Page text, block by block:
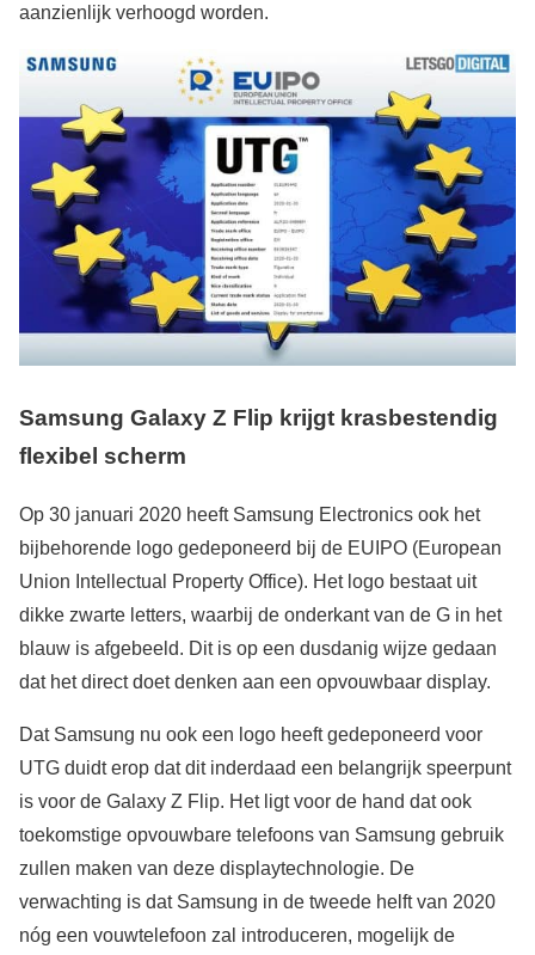
aanzienlijk verhoogd worden.
Samsung Galaxy Z Flip krijgt krasbestendig
flexibel scherm
Op 30 januari 2020 heeft Samsung Electronics ook het
bijbehorende logo gedeponeerd bij de EUIPO (European
Union Intellectual Property Office). Het logo bestaat uit
dikke zwarte letters, waarbij de onderkant van de G in het
blauw is afgebeeld. Dit is op een dusdanig wijze gedaan
dat het direct doet denken aan een opvouwbaar display.
Dat Samsung nu ook een logo heeft gedeponeerd voor
UTG duidt erop dat dit inderdaad een belangrijk speerpunt
is voor de Galaxy Z Flip. Het ligt voor de hand dat ook
toekomstige opvouwbare telefoons van Samsung gebruik
zullen maken van deze displaytechnologie. De
verwachting is dat Samsung in de tweede helft van 2020
nóg een vouwtelefoon zal introduceren, mogelijk de